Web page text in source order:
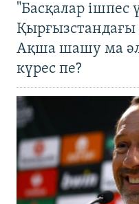
"Басқалар ішпес
Қырғызстандағы
Ақша шашу ма
күрес пе?